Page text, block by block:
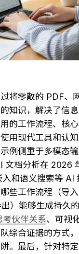
将零散的 PDF、
知识，解决了信息
的工作流程、核
用现代工具和认
例侧重于多模态
文档分析在 2026
和语义搜索等 AI
哪些工作流程（导
）能够生成持久
考伙伴关系、可视
综合证据的方式
。最后，针对特